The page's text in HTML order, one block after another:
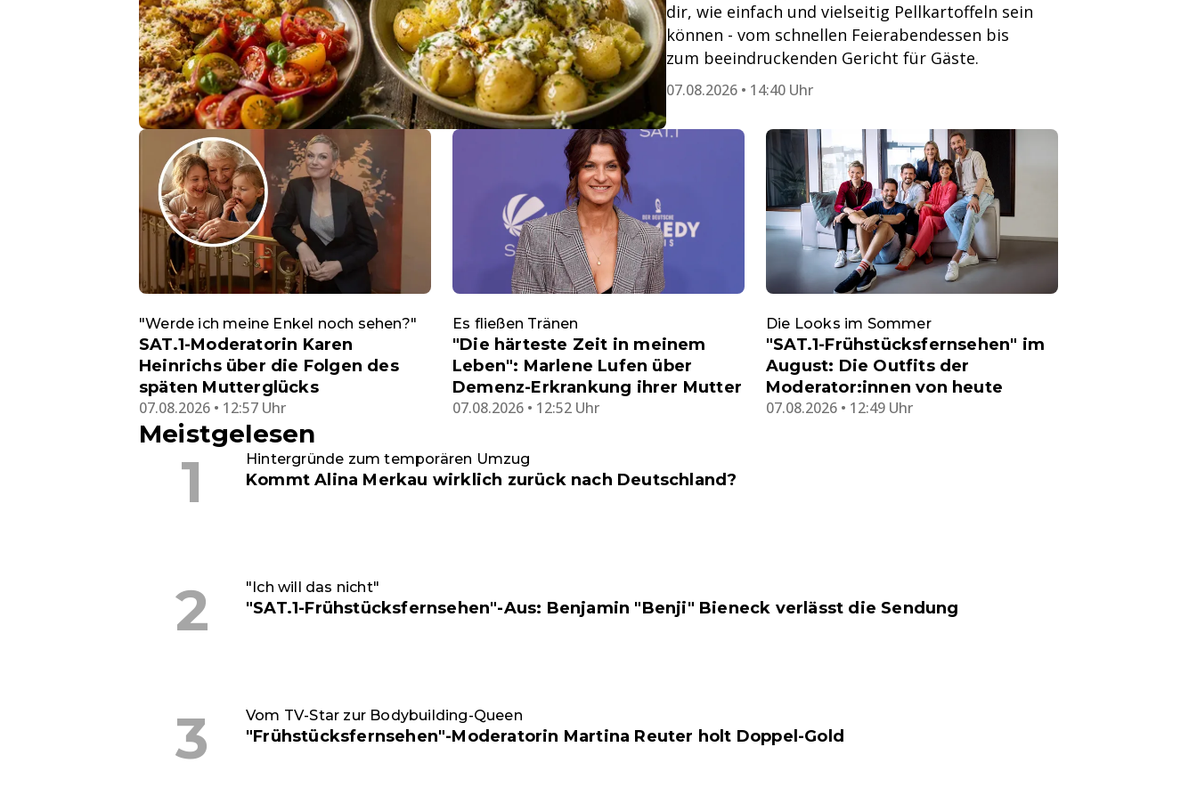
dir, wie einfach und vielseitig Pellkartoffeln sein
können - vom schnellen Feierabendessen bis
zum beeindruckenden Gericht für Gäste.
07.08.2026 • 14:40 Uhr
"Werde ich meine Enkel noch sehen?"
SAT.1-Moderatorin Karen
Heinrichs über die Folgen des
späten Mutterglücks
07.08.2026 • 12:57 Uhr
Es fließen Tränen
"Die härteste Zeit in meinem
Leben": Marlene Lufen über
Demenz-Erkrankung ihrer Mutter
07.08.2026 • 12:52 Uhr
Die Looks im Sommer
"SAT.1-Frühstücksfernsehen" im
August: Die Outfits der
Moderator:innen von heute
07.08.2026 • 12:49 Uhr
Meistgelesen
Hintergründe zum temporären Umzug
Kommt Alina Merkau wirklich zurück nach Deutschland?
"Ich will das nicht"
"SAT.1-Frühstücksfernsehen"-Aus: Benjamin "Benji" Bieneck verlässt die Sendung
Vom TV-Star zur Bodybuilding-Queen
"Frühstücksfernsehen"-Moderatorin Martina Reuter holt Doppel-Gold